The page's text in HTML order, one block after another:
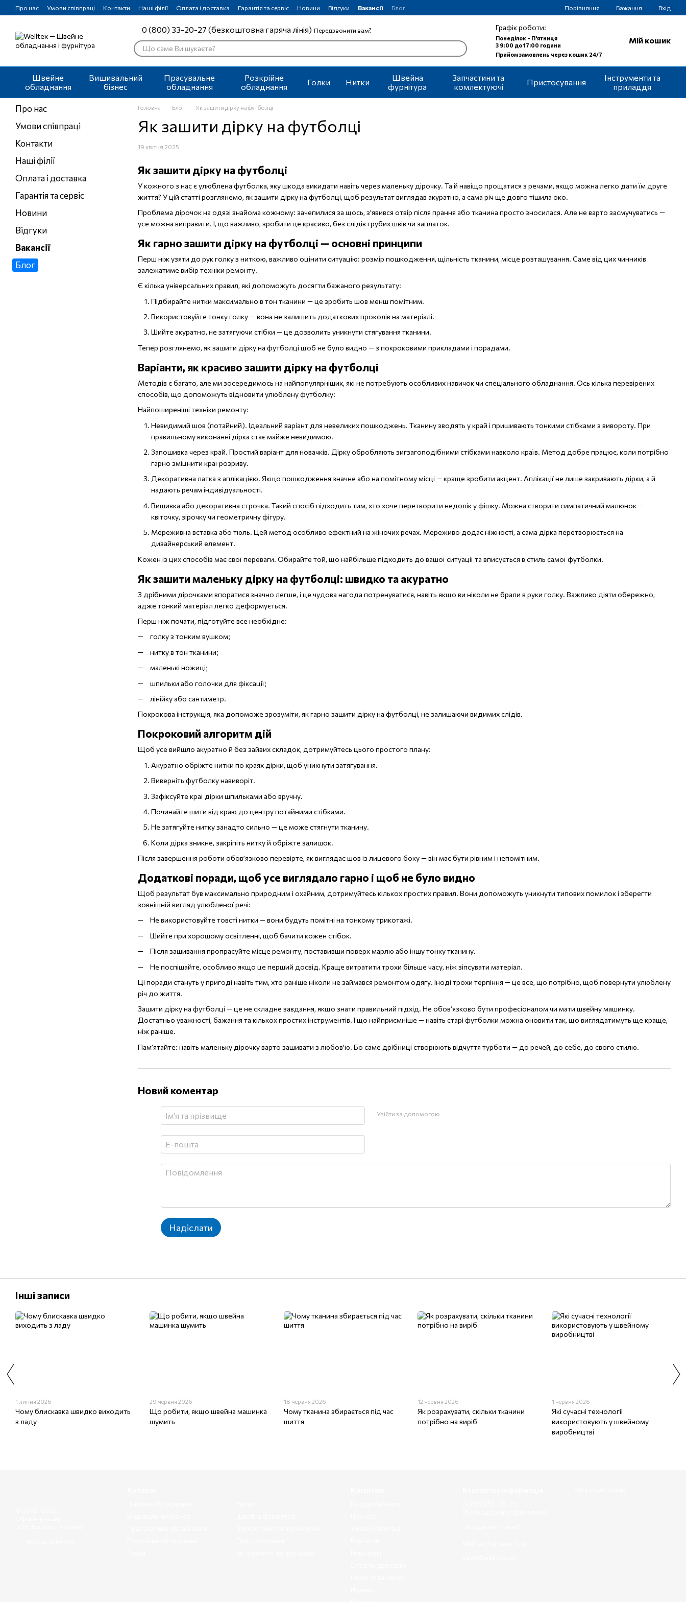
Перейти до основного контенту
Про нас Умови співпраці Контакти Наші філії Оплата і доставка Гарантія та сервіс Новини Відгуки Вакансії Блог Порівняння Бажання Вхід
0 (800) 33-20-27 (безкоштовна гаряча лінія) Передзвонити вам? Графік роботи:
Понеділок - П'ятниця
З 9:00 до 17:00 години
Прийом замовлень через кошик 24/7
Мій кошик
Швейне
обладнання
Вишивальний
бізнес
Прасувальне
обладнання
Розкрійне
обладнання
Голки Нитки
Швейна
фурнітура
Запчастини та
комлектуючі
Пристосування
Інструменти та
приладдя
Головна Блог Як зашити дірку на футболці
Як зашити дірку на футболці
19 квітня 2025
Як зашити дірку на футболці
У кожного з нас є улюблена футболка, яку шкода викидати навіть через маленьку дірочку. Та й навіщо прощатися з речами, якщо можна легко дати їм друге
життя? У цій статті розглянемо, як зашити дірку на футболці, щоб результат виглядав акуратно, а сама річ ще довго тішила око.
Проблема дірочок на одязі знайома кожному: зачепилися за щось, з’явився отвір після прання або тканина просто зносилася. Але не варто засмучуватись —
усе можна виправити. І, що важливо, зробити це красиво, без слідів грубих швів чи заплаток.
Як гарно зашити дірку на футболці — основні принципи
Перш ніж узяти до рук голку з ниткою, важливо оцінити ситуацію: розмір пошкодження, щільність тканини, місце розташування. Саме від цих чинників
залежатиме вибір техніки ремонту.
Є кілька універсальних правил, які допоможуть досягти бажаного результату:
Підбирайте нитки максимально в тон тканини — це зробить шов менш помітним.
Використовуйте тонку голку — вона не залишить додаткових проколів на матеріалі.
Шийте акуратно, не затягуючи стібки — це дозволить уникнути стягування тканини.
Тепер розглянемо, як зашити дірку на футболці щоб не було видно — з покроковими прикладами і порадами.
Варіанти, як красиво зашити дірку на футболці
Методів є багато, але ми зосередимось на найпопулярніших, які не потребують особливих навичок чи спеціального обладнання. Ось кілька перевірених
способів, що допоможуть відновити улюблену футболку:
Найпоширеніші техніки ремонту:
Невидимий шов (потайний). Ідеальний варіант для невеликих пошкоджень. Тканину зводять у край і пришивають тонкими стібками з вивороту. При
правильному виконанні дірка стає майже невидимою.
Запошивка через край. Простий варіант для новачків. Дірку обробляють зигзагоподібними стібками навколо країв. Метод добре працює, коли потрібно
гарно зміцнити краї розриву.
Декоративна латка з аплікацією. Якщо пошкодження значне або на помітному місці — краще зробити акцент. Аплікації не лише закривають дірки, а й
надають речам індивідуальності.
Вишивка або декоративна строчка. Такий спосіб підходить тим, хто хоче перетворити недолік у фішку. Можна створити симпатичний малюнок —
квіточку, зірочку чи геометричну фігуру.
Мереживна вставка або тюль. Цей метод особливо ефектний на жіночих речах. Мереживо додає ніжності, а сама дірка перетворюється на
дизайнерський елемент.
Кожен із цих способів має свої переваги. Обирайте той, що найбільше підходить до вашої ситуації та вписується в стиль самої футболки.
Як зашити маленьку дірку на футболці: швидко та акуратно
З дрібними дірочками впоратися значно легше, і це чудова нагода потренуватися, навіть якщо ви ніколи не брали в руки голку. Важливо діяти обережно,
адже тонкий матеріал легко деформується.
Перш ніж почати, підготуйте все необхідне:
голку з тонким вушком;
нитку в тон тканини;
маленькі ножиці;
шпильки або голочки для фіксації;
лінійку або сантиметр.
Покрокова інструкція, яка допоможе зрозуміти, як гарно зашити дірку на футболці, не залишаючи видимих слідів.
Покроковий алгоритм дій
Щоб усе вийшло акуратно й без зайвих складок, дотримуйтесь цього простого плану:
Акуратно обріжте нитки по краях дірки, щоб уникнути затягування.
Виверніть футболку навиворіт.
Зафіксуйте краї дірки шпильками або вручну.
Починайте шити від краю до центру потайними стібками.
Не затягуйте нитку занадто сильно — це може стягнути тканину.
Коли дірка зникне, закріпіть нитку й обріжте залишок.
Після завершення роботи обов’язково перевірте, як виглядає шов із лицевого боку — він має бути рівним і непомітним.
Додаткові поради, щоб усе виглядало гарно і щоб не було видно
Щоб результат був максимально природним і охайним, дотримуйтесь кількох простих правил. Вони допоможуть уникнути типових помилок і зберегти
зовнішній вигляд улюбленої речі:
Не використовуйте товсті нитки — вони будуть помітні на тонкому трикотажі.
Шийте при хорошому освітленні, щоб бачити кожен стібок.
Після зашивання пропрасуйте місце ремонту, поставивши поверх марлю або іншу тонку тканину.
Не поспішайте, особливо якщо це перший досвід. Краще витратити трохи більше часу, ніж зіпсувати матеріал.
Ці поради стануть у пригоді навіть тим, хто раніше ніколи не займався ремонтом одягу. Іноді трохи терпіння — це все, що потрібно, щоб повернути улюблену
річ до життя.
Зашити дірку на футболці — це не складне завдання, якщо знати правильний підхід. Не обов’язково бути професіоналом чи мати швейну машинку.
Достатньо уважності, бажання та кількох простих інструментів. І що найприємніше — навіть старі футболки можна оновити так, що виглядатимуть ще краще,
ніж раніше.
Пам’ятайте: навіть маленьку дірочку варто зашивати з любов’ю. Бо саме дрібниці створюють відчуття турботи — до речей, до себе, до свого стилю.
Новий коментар
Увійти за допомогою
Надіслати
Про нас
Умови співпраці
Контакти
Наші філії
Оплата і доставка
Гарантія та сервіс
Новини
Відгуки
Вакансії
Блог
Інші записи
1 липня 2026
Чому блискавка швидко виходить
з ладу
29 червня 2026
Що робити, якщо швейна машинка
шумить
18 червня 2026
Чому тканина збирається під час
шиття
12 червня 2026
Як розрахувати, скільки тканини
потрібно на виріб
1 червня 2026
Які сучасні технології
використовують у швейному
виробництві